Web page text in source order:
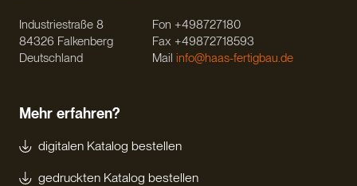
Industriestraße 8
84326 Falkenberg
Deutschland
Fon +498727180
Fax +49872718593
Mail info@haas-fertigbau.de
Mehr erfahren?
digitalen Katalog bestellen
gedruckten Katalog bestellen